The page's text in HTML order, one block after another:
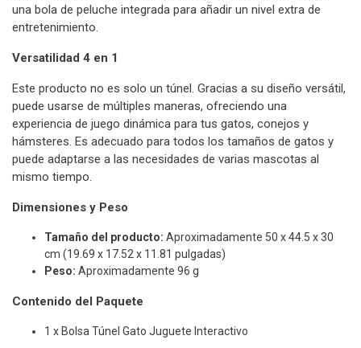
una bola de peluche integrada para añadir un nivel extra de
entretenimiento.
Versatilidad 4 en 1
Este producto no es solo un túnel. Gracias a su diseño versátil,
puede usarse de múltiples maneras, ofreciendo una
experiencia de juego dinámica para tus gatos, conejos y
hámsteres. Es adecuado para todos los tamaños de gatos y
puede adaptarse a las necesidades de varias mascotas al
mismo tiempo.
Dimensiones y Peso
Tamaño del producto: Aproximadamente 50 x 44.5 x 30
cm (19.69 x 17.52 x 11.81 pulgadas)
Peso: Aproximadamente 96 g
Contenido del Paquete
1 x Bolsa Túnel Gato Juguete Interactivo